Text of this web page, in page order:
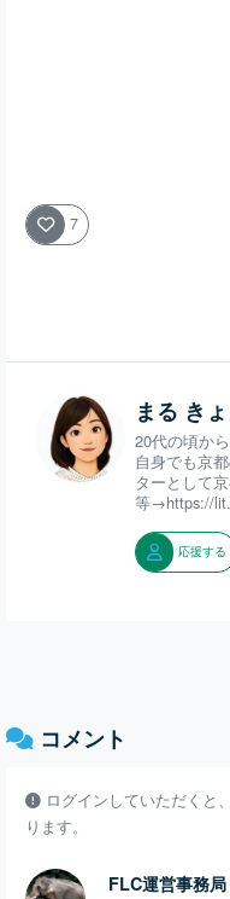
7
まる き
20代の頃か
自身でも京
ターとして
等→https://
応援する
コメント
ログインしていただくと
ります。
FLC運営事務局